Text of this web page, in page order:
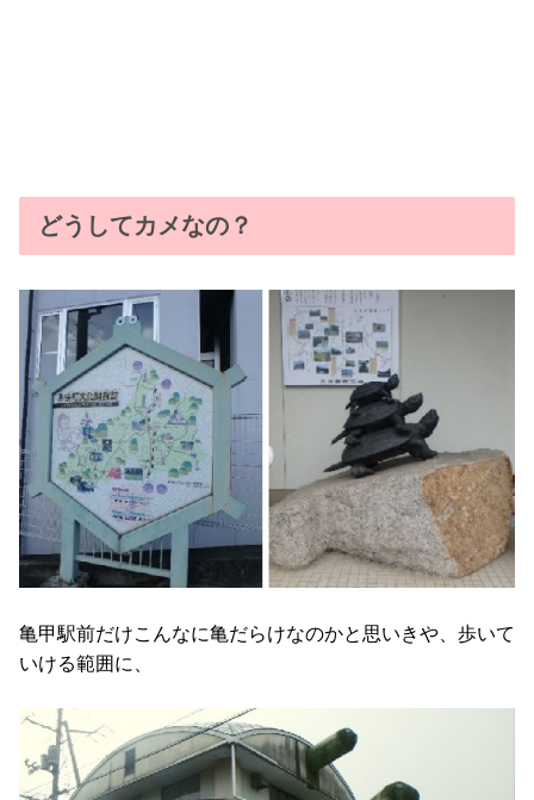
どうしてカメなの？
亀甲駅前だけこんなに亀だらけなのかと思いきや、歩いて
いける範囲に、